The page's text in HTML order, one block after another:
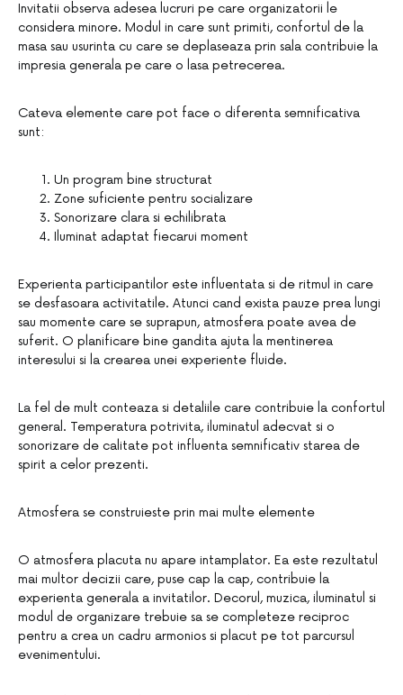
Invitatii observa adesea lucruri pe care organizatorii le
considera minore. Modul in care sunt primiti, confortul de la
masa sau usurinta cu care se deplaseaza prin sala contribuie la
impresia generala pe care o lasa petrecerea.
Cateva elemente care pot face o diferenta semnificativa
sunt:
Un program bine structurat
Zone suficiente pentru socializare
Sonorizare clara si echilibrata
Iluminat adaptat fiecarui moment
Experienta participantilor este influentata si de ritmul in care
se desfasoara activitatile. Atunci cand exista pauze prea lungi
sau momente care se suprapun, atmosfera poate avea de
suferit. O planificare bine gandita ajuta la mentinerea
interesului si la crearea unei experiente fluide.
La fel de mult conteaza si detaliile care contribuie la confortul
general. Temperatura potrivita, iluminatul adecvat si o
sonorizare de calitate pot influenta semnificativ starea de
spirit a celor prezenti.
Atmosfera se construieste prin mai multe elemente
O atmosfera placuta nu apare intamplator. Ea este rezultatul
mai multor decizii care, puse cap la cap, contribuie la
experienta generala a invitatilor. Decorul, muzica, iluminatul si
modul de organizare trebuie sa se completeze reciproc
pentru a crea un cadru armonios si placut pe tot parcursul
evenimentului.